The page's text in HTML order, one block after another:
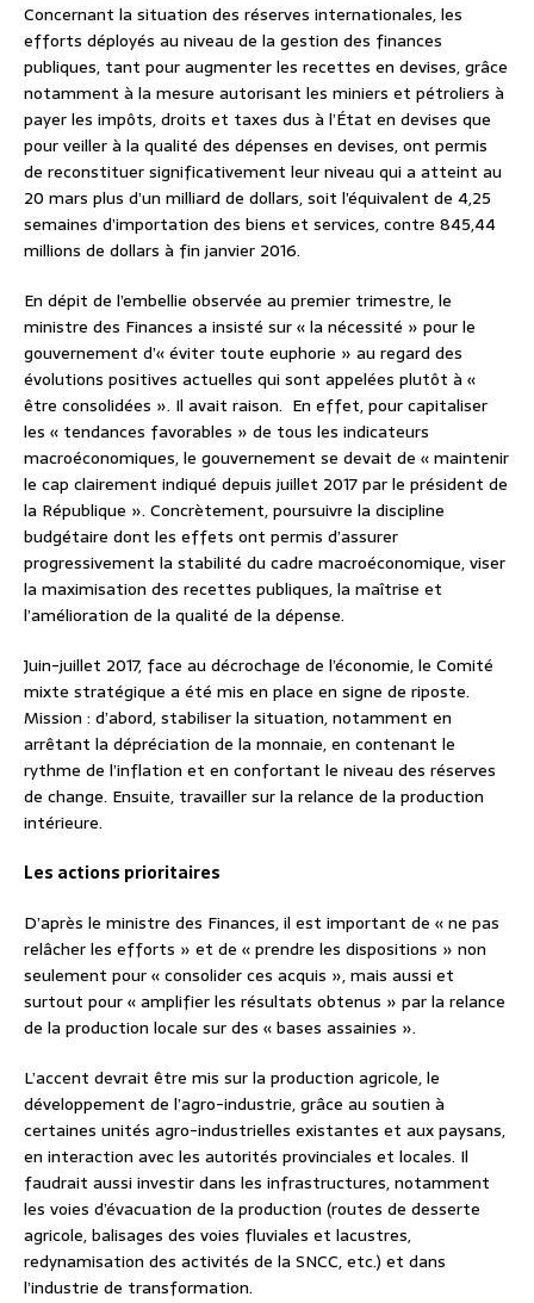
Concernant la situation des réserves internationales, les
efforts déployés au niveau de la gestion des finances
publiques, tant pour augmenter les recettes en devises, grâce
notamment à la mesure autorisant les miniers et pétroliers à
payer les impôts, droits et taxes dus à l’État en devises que
pour veiller à la qualité des dépenses en devises, ont permis
de reconstituer significativement leur niveau qui a atteint au
20 mars plus d’un milliard de dollars, soit l’équivalent de 4,25
semaines d’importation des biens et services, contre 845,44
millions de dollars à fin janvier 2016.
En dépit de l’embellie observée au premier trimestre, le
ministre des Finances a insisté sur « la nécessité » pour le
gouvernement d’« éviter toute euphorie » au regard des
évolutions positives actuelles qui sont appelées plutôt à «
être consolidées ». Il avait raison. En effet, pour capitaliser
les « tendances favorables » de tous les indicateurs
macroéconomiques, le gouvernement se devait de « maintenir
le cap clairement indiqué depuis juillet 2017 par le président de
la République ». Concrètement, poursuivre la discipline
budgétaire dont les effets ont permis d’assurer
progressivement la stabilité du cadre macroéconomique, viser
la maximisation des recettes publiques, la maîtrise et
l’amélioration de la qualité de la dépense.
Juin-juillet 2017, face au décrochage de l’économie, le Comité
mixte stratégique a été mis en place en signe de riposte.
Mission : d’abord, stabiliser la situation, notamment en
arrêtant la dépréciation de la monnaie, en contenant le
rythme de l’inflation et en confortant le niveau des réserves
de change. Ensuite, travailler sur la relance de la production
intérieure.
Les actions prioritaires
D’après le ministre des Finances, il est important de « ne pas
relâcher les efforts » et de « prendre les dispositions » non
seulement pour « consolider ces acquis », mais aussi et
surtout pour « amplifier les résultats obtenus » par la relance
de la production locale sur des « bases assainies ».
L’accent devrait être mis sur la production agricole, le
développement de l’agro-industrie, grâce au soutien à
certaines unités agro-industrielles existantes et aux paysans,
en interaction avec les autorités provinciales et locales. Il
faudrait aussi investir dans les infrastructures, notamment
les voies d’évacuation de la production (routes de desserte
agricole, balisages des voies fluviales et lacustres,
redynamisation des activités de la SNCC, etc.) et dans
l’industrie de transformation.